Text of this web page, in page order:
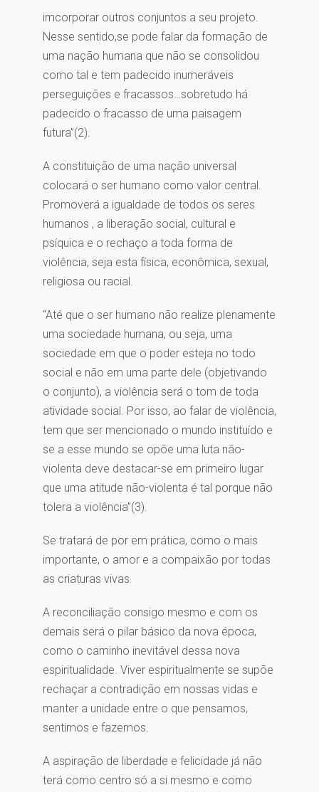
imcorporar outros conjuntos a seu projeto.
Nesse sentido,se pode falar da formação de
uma nação humana que não se consolidou
como tal e tem padecido inumeráveis
perseguições e fracassos…sobretudo há
padecido o fracasso de uma paisagem
futura”(2).
A constituição de uma nação universal
colocará o ser humano como valor central.
Promoverá a igualdade de todos os seres
humanos , a liberação social, cultural e
psíquica e o rechaço a toda forma de
violência, seja esta física, econômica, sexual,
religiosa ou racial.
“Até que o ser humano não realize plenamente
uma sociedade humana, ou seja, uma
sociedade em que o poder esteja no todo
social e não em uma parte dele (objetivando
o conjunto), a violência será o tom de toda
atividade social. Por isso, ao falar de violência,
tem que ser mencionado o mundo instituído e
se a esse mundo se opõe uma luta não-
violenta deve destacar-se em primeiro lugar
que uma atitude não-violenta é tal porque não
tolera a violência”(3).
Se tratará de por em prática, como o mais
importante, o amor e a compaixão por todas
as criaturas vivas.
A reconciliação consigo mesmo e com os
demais será o pilar básico da nova época,
como o caminho inevitável dessa nova
espiritualidade. Viver espiritualmente se supõe
rechaçar a contradição em nossas vidas e
manter a unidade entre o que pensamos,
sentimos e fazemos.
A aspiração de liberdade e felicidade já não
terá como centro só a si mesmo e como